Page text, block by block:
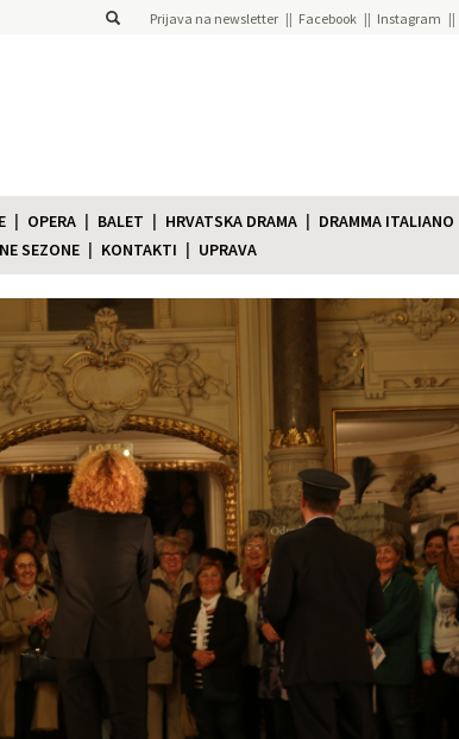
Prijava na newsletter Facebook Instagram
OPERA BALET HRVATSKA DRAMA
DRAMMA ITALIANO
SEZONE KONTAKTI UPRAVA